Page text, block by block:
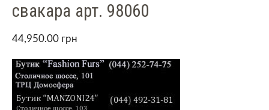
свакара арт. 98060
44,950.00 грн